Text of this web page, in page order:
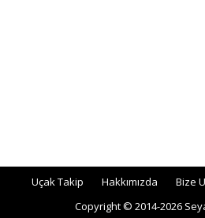
Uçak Takip Hakkımızda Bize
Copyright © 2014-2026